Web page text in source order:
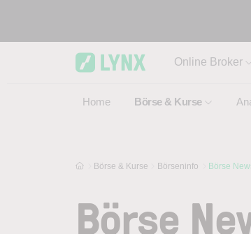
Online Broker
Home Börse & Kurse
Börse & Kurse Börseninfo Börse
Börse